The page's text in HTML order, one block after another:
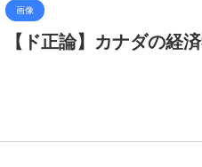
画像
【ド正論】カナダの経